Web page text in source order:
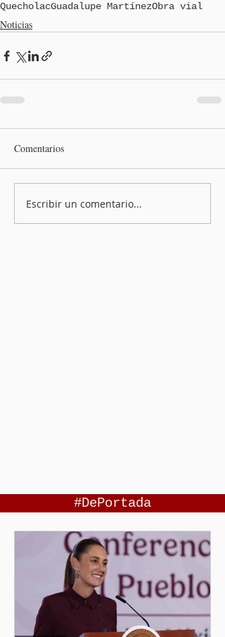
QuecholacGuadalupe MartínezObra vial
Noticias
Comentarios
Escribir un comentario...
#DePortada